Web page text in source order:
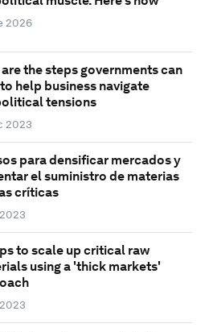
2026
are the steps governments can
help business navigate
tensions
2023
para densificar mercados y
el suministro de materias
críticas
to scale up critical raw
using a 'thick markets'